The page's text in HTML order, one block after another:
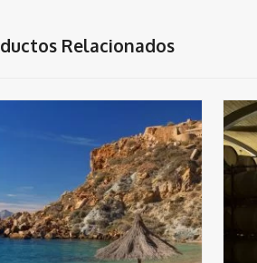
Relacionados